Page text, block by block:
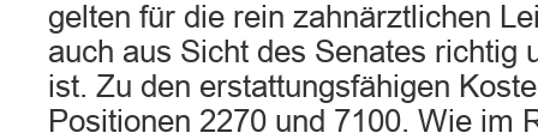
gelten für die rein zahnärztlichen
auch aus Sicht des Senates richtig
ist. Zu den erstattungsfähigen
Positionen 2270 und 7100. Wie im